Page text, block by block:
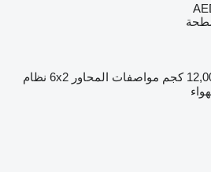
كجم مواصفات المحاور 6x2 نظام